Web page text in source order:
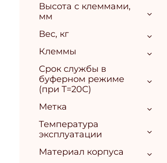
Высота с клеммами,
мм
Вес, кг
Клеммы
Срок службы в
буферном режиме
(при T=20С)
Метка
Температура
эксплуатации
Материал корпуса